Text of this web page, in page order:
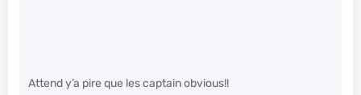
Attend y’a pire que les captain obvious!!